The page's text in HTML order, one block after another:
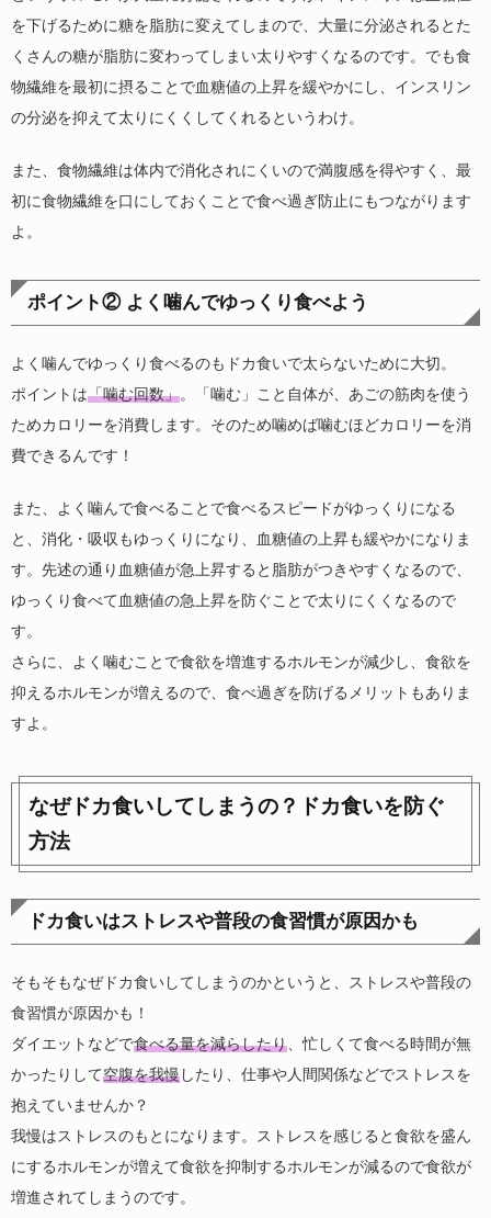
を下げるために糖を脂肪に変えてしまので、大量に分泌されるとた
くさんの糖が脂肪に変わってしまい太りやすくなるのです。でも食
物繊維を最初に摂ることで血糖値の上昇を緩やかにし、インスリン
の分泌を抑えて太りにくくしてくれるというわけ。
また、食物繊維は体内で消化されにくいので満腹感を得やすく、最
初に食物繊維を口にしておくことで食べ過ぎ防止にもつながります
よ。
ポイント② よく噛んでゆっくり食べよう
よく噛んでゆっくり食べるのもドカ食いで太らないために大切。
ポイントは「噛む回数」。「噛む」こと自体が、あごの筋肉を使う
ためカロリーを消費します。そのため噛めば噛むほどカロリーを消
費できるんです！
また、よく噛んで食べることで食べるスピードがゆっくりになる
と、消化・吸収もゆっくりになり、血糖値の上昇も緩やかになりま
す。先述の通り血糖値が急上昇すると脂肪がつきやすくなるので、
ゆっくり食べて血糖値の急上昇を防ぐことで太りにくくなるので
す。
さらに、よく噛むことで食欲を増進するホルモンが減少し、食欲を
抑えるホルモンが増えるので、食べ過ぎを防げるメリットもありま
すよ。
なぜドカ食いしてしまうの？ドカ食いを防ぐ
方法
ドカ食いはストレスや普段の食習慣が原因かも
そもそもなぜドカ食いしてしまうのかというと、ストレスや普段の
食習慣が原因かも！
ダイエットなどで食べる量を減らしたり、忙しくて食べる時間が無
かったりして空腹を我慢したり、仕事や人間関係などでストレスを
抱えていませんか？
我慢はストレスのもとになります。ストレスを感じると食欲を盛ん
にするホルモンが増えて食欲を抑制するホルモンが減るので食欲が
増進されてしまうのです。